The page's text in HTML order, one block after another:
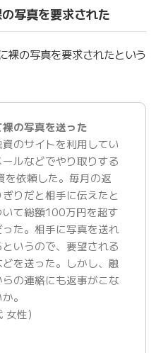
写真を要求された
裸の写真を要求されたという
の写真を送った
のサイトを利用してい
ルなどでやり取りする
依頼した。毎月の返
りだと相手に伝えたと
て総額100万円を超す
た。相手に写真を送れ
いうので、要望される
を送った。しかし、融
の連絡にも返事がこな
。
性）